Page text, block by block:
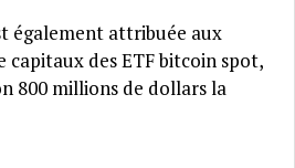
également attribuée aux
des ETF bitcoin spot,
800 millions de dollars la